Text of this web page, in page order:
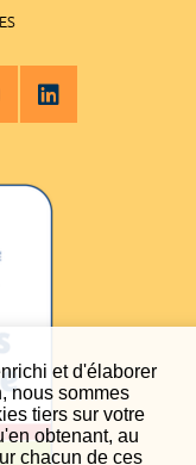
et d'élaborer
nous sommes
tiers sur votre
obtenant, au
chacun de ces